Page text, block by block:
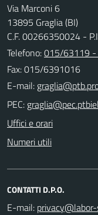
Via Marconi 6
13895 Graglia (BI)
C.F. 00266350024 -
Telefono:015/63119
Fax: 015/6391016
E-mail:
PEC:
Uffici e orari
Numeri utili
CONTATTI D.P.O.
E-mail: